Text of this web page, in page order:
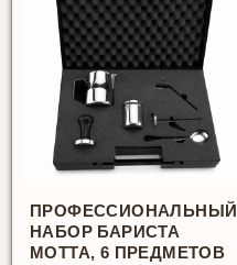
ПРОФЕССИОНАЛЬНЫЙ
НАБОР БАРИСТА
MOTTA, 6 ПРЕДМЕТОВ